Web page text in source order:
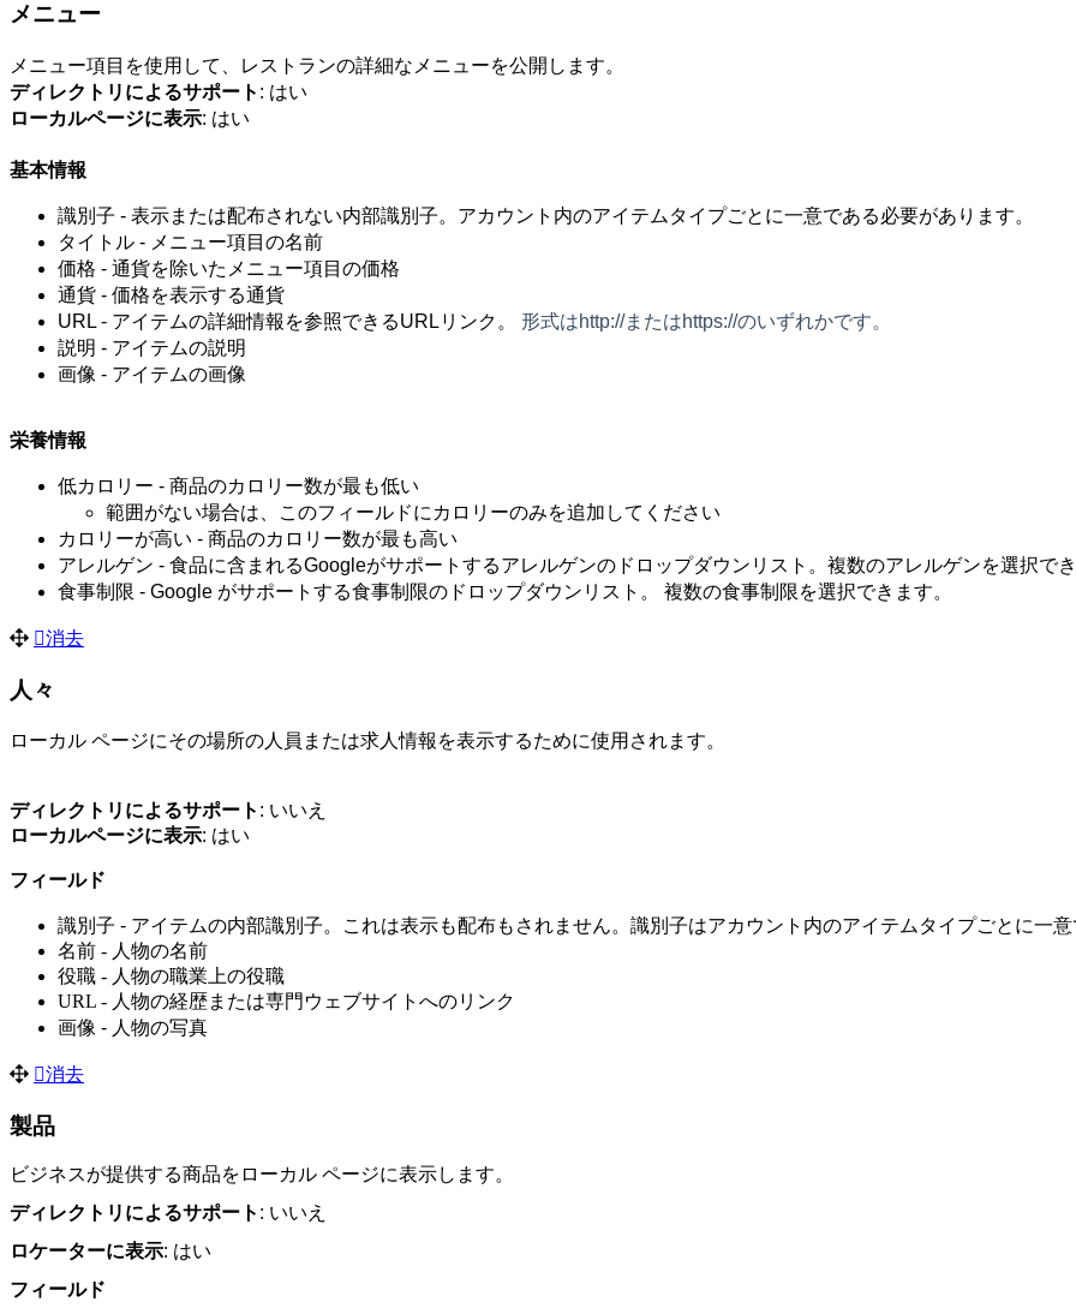
メニュー
メニュー項目を使用して、レストランの詳細なメニューを公開します。
ディレクトリ によるサポート : はい
ローカルページに表示: はい
基本情報
識別子 - 表示または配布されない内部識別子。アカウント内のアイテムタイプごとに一意である必要があります。
タイトル - メニュー項目の名前
価格 - 通貨を除いたメニュー項目の価格
通貨 - 価格を表示する通貨
URL - アイテムの詳細情報を参照できるURLリンク。
形式はhttp://またはhttps://のいずれかです。
説明 - アイテムの説明
画像 - アイテムの画像
栄養情報
低カロリー - 商品のカロリー数が最も低い
範囲がない場合は、このフィールドにカロリーのみを追加してください
カロリーが高い - 商品のカロリー数が最も高い
アレルゲン - 食品に含まれるGoogleがサポートするアレルゲンのドロップダウンリスト。複数のアレルゲンを選択で
食事制限 - Google がサポートする食事制限のドロップダウンリスト。
複数の食事制限を選択できます。
消去
人々
ローカル ページにその場所の人員または求人情報を表示するために使用されます。
ディレクトリ によるサポート : いいえ
ローカルページに表示: はい
フィールド
識別子 - アイテムの内部識別子。これは表示も配布もされません。識別子はアカウント内のアイテムタイプごとに一
名前 - 人物の名前
役職 - 人物の職業上の役職
URL - 人物の経歴または専門ウェブサイトへのリンク
画像 - 人物の写真
消去
製品
ビジネスが提供する商品をローカル ページに表示します。
ディレクトリ によるサポート : いいえ
ロケーターに表示: はい
フィールド